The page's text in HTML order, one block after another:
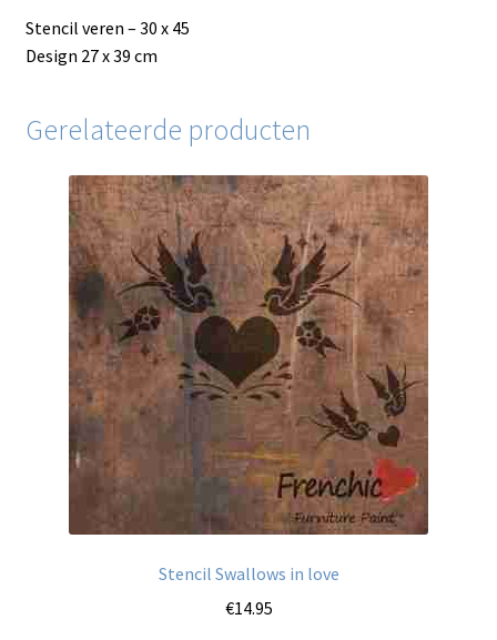
Stencil veren – 30 x 45
Design 27 x 39 cm
Gerelateerde producten
Stencil Swallows in love
€14.95